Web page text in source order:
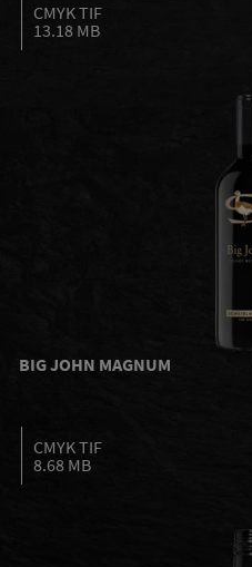
CMYK TIF
13.18 MB
BIG JOHN MAGNUM
CMYK TIF
8.68 MB